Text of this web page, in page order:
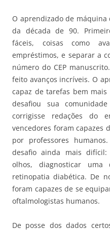
O aprendizado de
da década de 90.
fáceis, coisas como
empréstimos, e separar a
número do CEP
feito avanços incríveis. O
capaz de tarefas bem mais
desafiou sua
corrigisse redações do
vencedores foram capazes
por professores
desafio ainda mais
olhos, diagnosticar uma
retinopatia diabética. De
foram capazes de se
oftalmologistas humanos.
De posse dos dados